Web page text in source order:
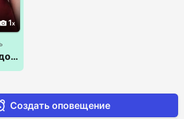
1
Массаж для оздоровления мужчин
Создать оповещение